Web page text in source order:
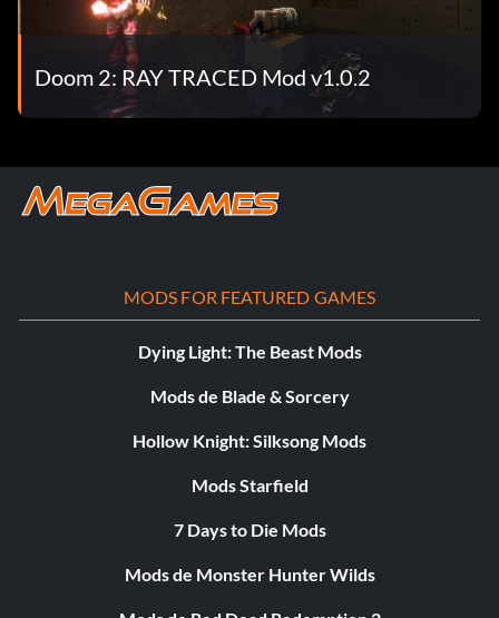
Doom 2: RAY TRACED Mod v1.0.2
MODS FOR FEATURED GAMES
Dying Light: The Beast Mods
Mods de Blade & Sorcery
Hollow Knight: Silksong Mods
Mods Starfield
7 Days to Die Mods
Mods de Monster Hunter Wilds